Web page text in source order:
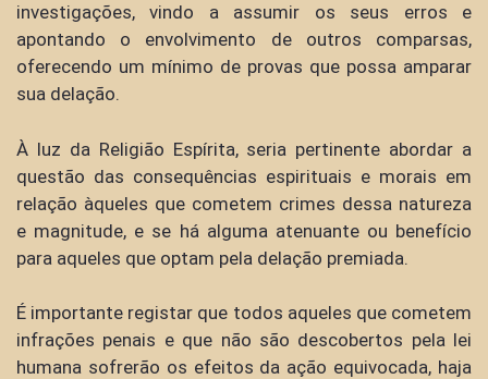
investigações, vindo a assumir os seus erros e
apontando o envolvimento de outros comparsas,
oferecendo um mínimo de provas que possa amparar
sua delação.
À luz da Religião Espírita, seria pertinente abordar a
questão das consequências espirituais e morais em
relação àqueles que cometem crimes dessa natureza
e magnitude, e se há alguma atenuante ou benefício
para aqueles que optam pela delação premiada.
É importante registar que todos aqueles que cometem
infrações penais e que não são descobertos pela lei
humana sofrerão os efeitos da ação equivocada, haja